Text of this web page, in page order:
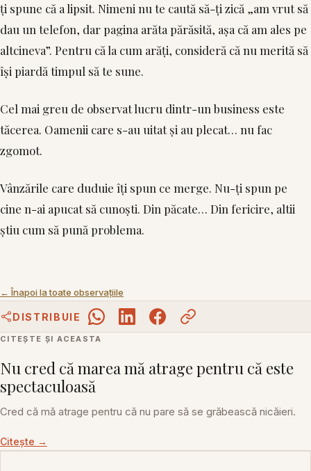
ți spune că a lipsit. Nimeni nu te caută să-ți zică „am vrut să
dau un telefon, dar pagina arăta părăsită, așa că am ales pe
altcineva”. Pentru că la cum arăți, consideră că nu merită să
își piardă timpul să te sune.
Cel mai greu de observat lucru dintr-un business este
tăcerea. Oamenii care s-au uitat și au plecat… nu fac
zgomot.
Vânzările care duduie îți spun ce merge. Nu-ți spun pe
cine n-ai apucat să cunoști. Din păcate… Din fericire, altii
știu cum să pună problema.
← Înapoi la toate observațiile
DISTRIBUIE
CITEȘTE ȘI ACEASTA
Nu cred că marea mă atrage pentru că este
spectaculoasă
Cred că mă atrage pentru că nu pare să se grăbească nicăieri.
Citește →